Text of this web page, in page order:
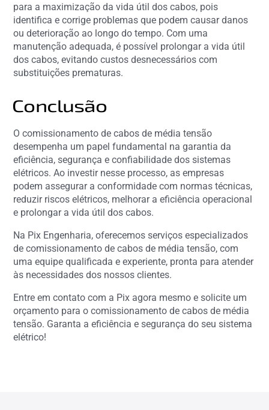
para a maximização da vida útil dos cabos, pois
identifica e corrige problemas que podem causar danos
ou deterioração ao longo do tempo. Com uma
manutenção adequada, é possível prolongar a vida útil
dos cabos, evitando custos desnecessários com
substituições prematuras.
Conclusão
O comissionamento de cabos de média tensão
desempenha um papel fundamental na garantia da
eficiência, segurança e confiabilidade dos sistemas
elétricos. Ao investir nesse processo, as empresas
podem assegurar a conformidade com normas técnicas,
reduzir riscos elétricos, melhorar a eficiência operacional
e prolongar a vida útil dos cabos.
Na Pix Engenharia, oferecemos serviços especializados
de comissionamento de cabos de média tensão, com
uma equipe qualificada e experiente, pronta para atender
às necessidades dos nossos clientes.
Entre em contato com a Pix agora mesmo e solicite um
orçamento para o comissionamento de cabos de média
tensão. Garanta a eficiência e segurança do seu sistema
elétrico!